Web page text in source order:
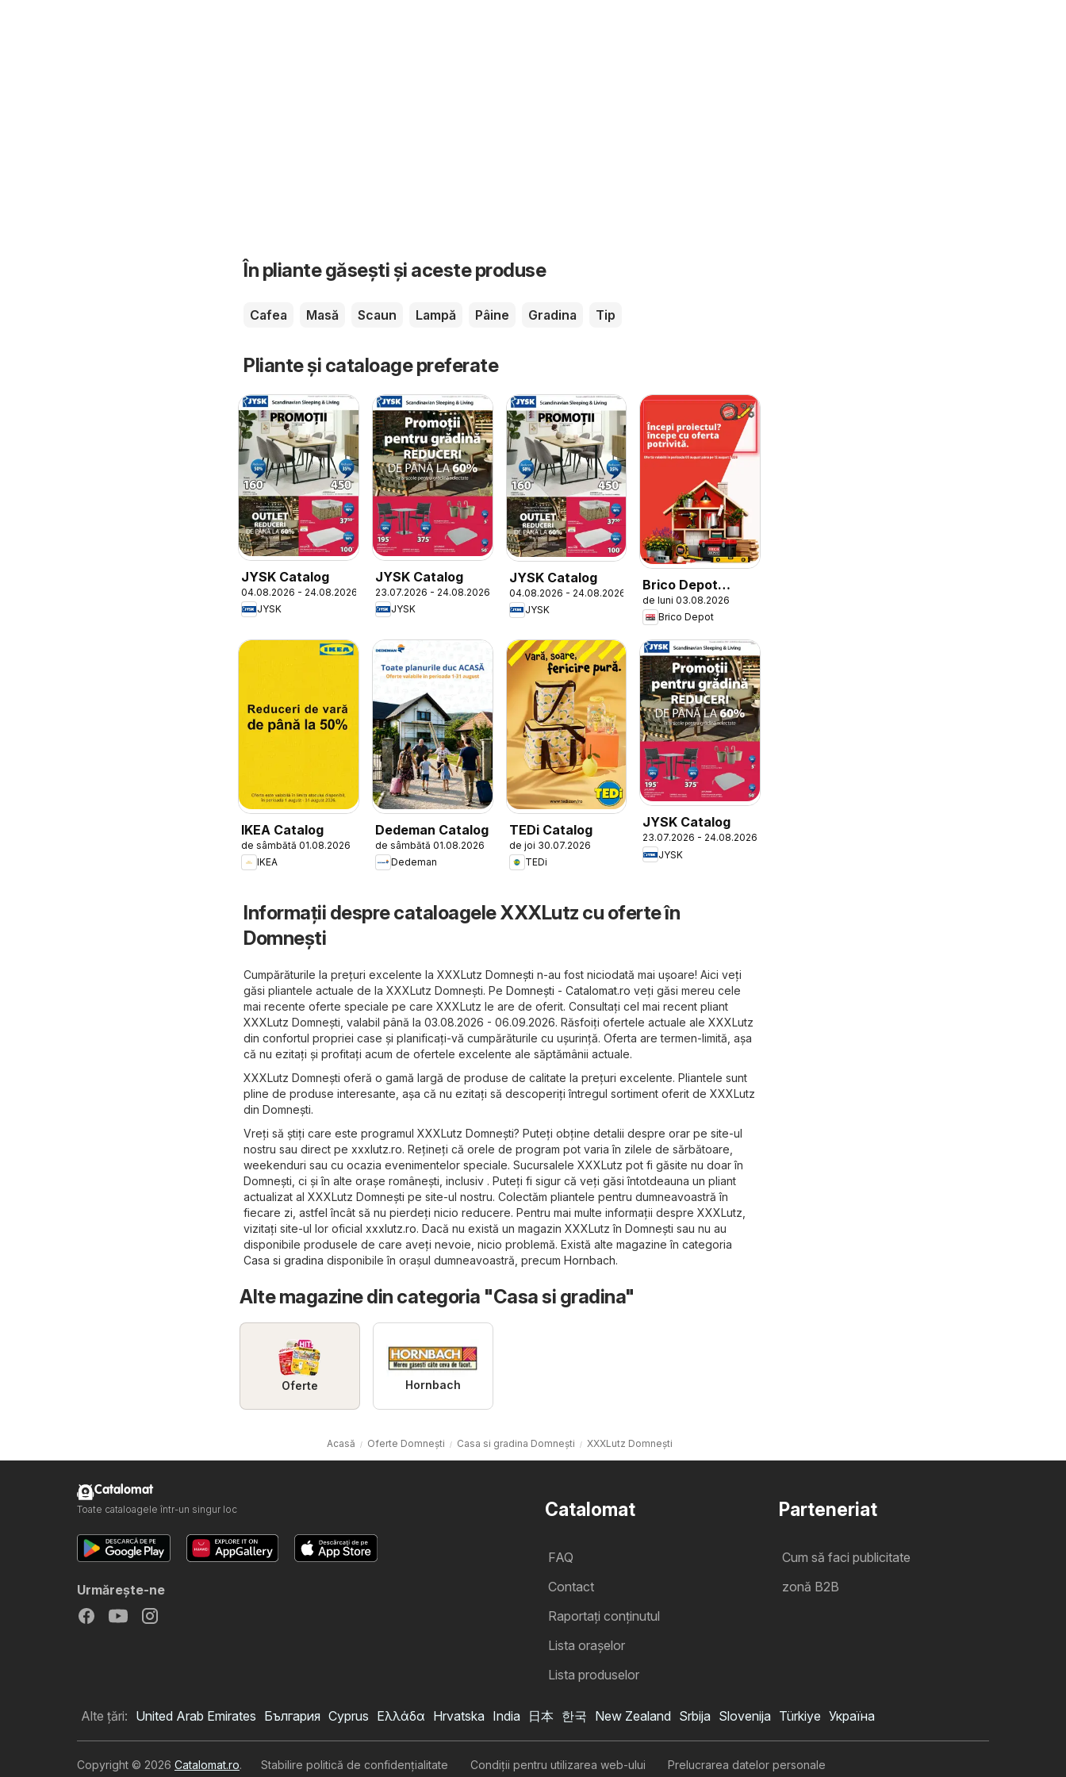
În pliante găsești și aceste produse
Cafea Masă Scaun Lampă Pâine Gradina Tip
Pliante și cataloage preferate
JYSK Catalog
04.08.2026 - 24.08.2026
JYSK
JYSK Catalog
23.07.2026 - 24.08.2026
JYSK
JYSK Catalog
04.08.2026 - 24.08.2026
JYSK
Brico Depot
Catalog
de luni 03.08.2026
Brico Depot
IKEA Catalog
de sâmbătă 01.08.2026
IKEA
Dedeman Catalog
de sâmbătă 01.08.2026
Dedeman
TEDi Catalog
de joi 30.07.2026
TEDi
JYSK Catalog
23.07.2026 - 24.08.2026
JYSK
Informații despre cataloagele XXXLutz cu oferte în
Domneşti
Cumpărăturile la prețuri excelente la XXXLutz Domneşti n-au fost niciodată mai ușoare! Aici veți
găsi pliantele actuale de la XXXLutz Domneşti. Pe Domneşti - Catalomat.ro veți găsi mereu cele
mai recente oferte speciale pe care XXXLutz le are de oferit. Consultați cel mai recent pliant
XXXLutz Domneşti, valabil până la 03.08.2026 - 06.09.2026. Răsfoiți ofertele actuale ale XXXLutz
din confortul propriei case și planificați-vă cumpărăturile cu ușurință. Oferta are termen-limită, așa
că nu ezitați și profitați acum de ofertele excelente ale săptămânii actuale.
XXXLutz Domneşti oferă o gamă largă de produse de calitate la prețuri excelente. Pliantele sunt
pline de produse interesante, așa că nu ezitați să descoperiți întregul sortiment oferit de XXXLutz
din Domneşti.
Vreți să știți care este programul XXXLutz Domneşti? Puteți obține detalii despre orar pe site-ul
nostru sau direct pe xxxlutz.ro. Rețineți că orele de program pot varia în zilele de sărbătoare,
weekenduri sau cu ocazia evenimentelor speciale. Sucursalele XXXLutz pot fi găsite nu doar în
Domneşti, ci și în alte orașe românești, inclusiv . Puteți fi sigur că veți găsi întotdeauna un pliant
actualizat al XXXLutz Domneşti pe site-ul nostru. Colectăm pliantele pentru dumneavoastră în
fiecare zi, astfel încât să nu pierdeți nicio reducere. Pentru mai multe informații despre XXXLutz,
vizitați site-ul lor oficial xxxlutz.ro. Dacă nu există un magazin XXXLutz în Domneşti sau nu au
disponibile produsele de care aveți nevoie, nicio problemă. Există alte magazine în categoria
Casa si gradina disponibile în orașul dumneavoastră, precum Hornbach.
Alte magazine din categoria "Casa si gradina"
Oferte Hornbach
Acasă Oferte Domneşti Casa si gradina Domneşti XXXLutz Domneşti
Catalomat
FAQ
Contact
Raportați conținutul
Lista oraşelor
Lista produselor
Parteneriat
Cum să faci publicitate
zonă B2B
Catalomat
Toate cataloagele într-un singur loc
Urmăreşte-ne
Alte țări: United Arab Emirates България Cyprus Ελλάδα Hrvatska India 日本 한국 New Zealand Srbija Slovenija Türkiye Україна
Copyright © 2026 Catalomat.ro. Stabilire politică de confidenţialitate Condiţii pentru utilizarea web-ului Prelucrarea datelor personale